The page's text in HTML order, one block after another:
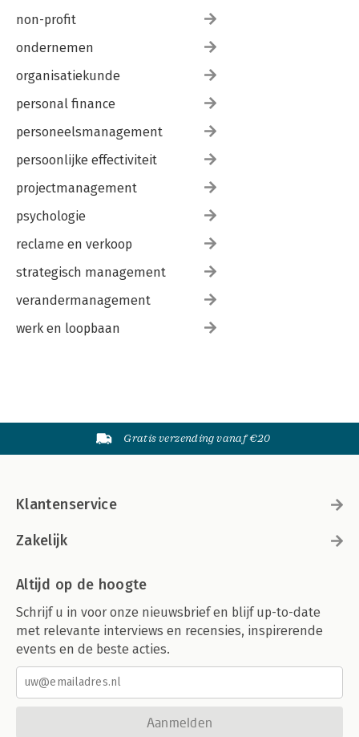
non-profit
ondernemen
organisatiekunde
personal finance
personeelsmanagement
persoonlijke effectiviteit
projectmanagement
psychologie
reclame en verkoop
strategisch management
verandermanagement
werk en loopbaan
Gratis verzending vanaf €20
Klantenservice
Zakelijk
Altijd op de hoogte
Schrijf u in voor onze nieuwsbrief en blijf up-to-date
met relevante interviews en recensies, inspirerende
events en de beste acties.
Aanmelden